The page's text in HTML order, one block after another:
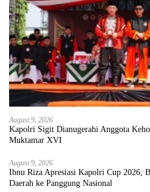
August 9, 2026
Kapolri Sigit Dianugerahi Anggota
Muktamar XVI
August 9, 2026
Ibnu Riza Apresiasi Kapolri Cup 2026,
Daerah ke Panggung Nasional